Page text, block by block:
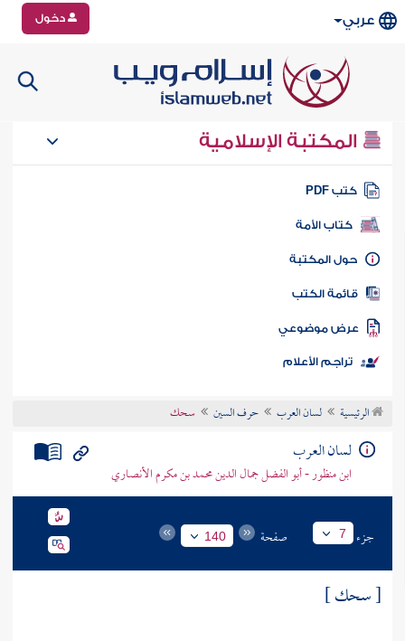
عربي دخول
المكتبة الإسلامية
كتب PDF
كتاب الأمة
المكتبة
الكتب
موضوعي
تراجم الأعلام
الرئيسية لسان العرب حرف السين سحك
لسان العرب
ابن منظور - أبو الفضل جمال الدين محمد بن مكرم الأنصاري
جزء 7 صفحة 140
[ سحك ]